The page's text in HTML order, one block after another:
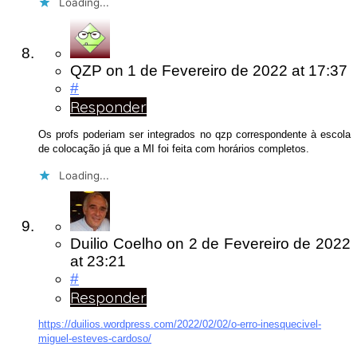
Loading...
QZP on 1 de Fevereiro de 2022 at 17:37
#
Responder
Os profs poderiam ser integrados no qzp correspondente à escola
de colocação já que a MI foi feita com horários completos.
Loading...
Duilio Coelho on 2 de Fevereiro de 2022
at 23:21
#
Responder
https://duilios.wordpress.com/2022/02/02/o-erro-inesquecivel-
miguel-esteves-cardoso/